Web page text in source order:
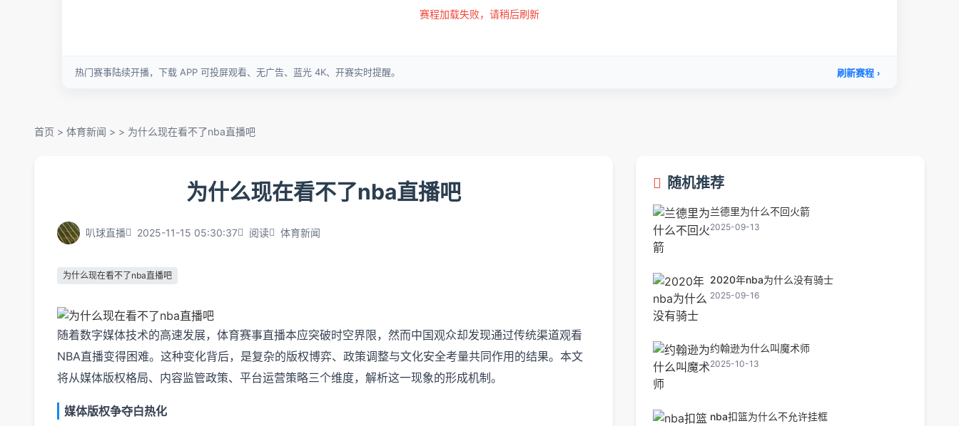
首页 > 体育新闻 > > 为什么现在看不了nba直播吧
为什么现在看不了nba直播吧
叭球直播 2025-11-15 05:30:37 阅读 体育新闻
为什么现在看不了nba直播吧
随着数字媒体技术的高速发展，体育赛事直播本应突破时空界限，然而中国观众却发现通过传统渠道观看
NBA直播变得困难。这种变化背后，是复杂的版权博弈、政策调整与文化安全考量共同作用的结果。本文
将从媒体版权格局、内容监管政策、平台运营策略三个维度，解析这一现象的形成机制。
媒体版权争夺白热化
随机推荐
兰德里为什么不回火箭
2025-09-13
2020年nba为什么没有骑士
2025-09-16
约翰逊为什么叫魔术师
2025-10-13
nba扣篮为什么不允许挂框